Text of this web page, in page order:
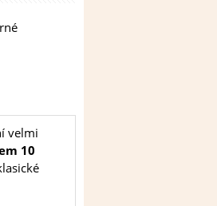
velmi
10